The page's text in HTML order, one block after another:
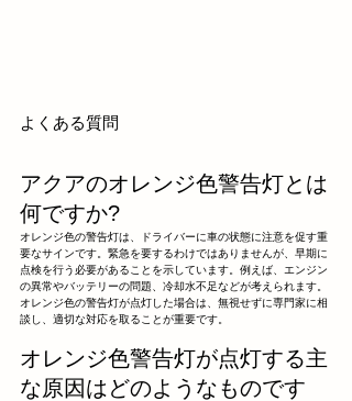
よくある質問
アクアのオレンジ色警告灯とは
何ですか?
オレンジ色の警告灯は、ドライバーに車の状態に注意を促す重
要なサインです。緊急を要するわけではありませんが、早期に
点検を行う必要があることを示しています。例えば、エンジン
の異常やバッテリーの問題、冷却水不足などが考えられます。
オレンジ色の警告灯が点灯した場合は、無視せずに専門家に相
談し、適切な対応を取ることが重要です。
オレンジ色警告灯が点灯する主
な原因はどのようなものです